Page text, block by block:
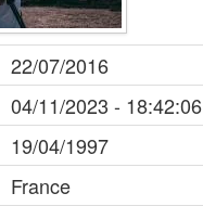
22/07/2016
04/11/2023 - 18:42:06
19/04/1997
France